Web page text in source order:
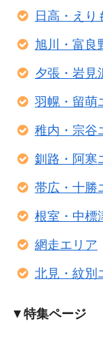
日高・えり
旭川・富良
夕張・岩見
羽幌・留萌
稚内・宗谷
釧路・阿寒
帯広・十勝
根室・中標
網走エリア
北見・紋別
▼ 特集ページ